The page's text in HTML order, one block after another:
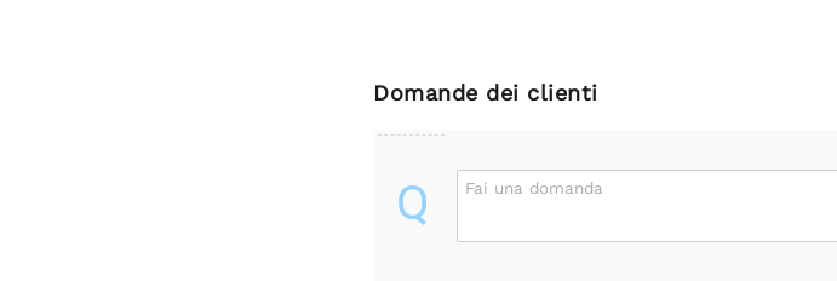
Domande dei clienti
Q Fai una domanda